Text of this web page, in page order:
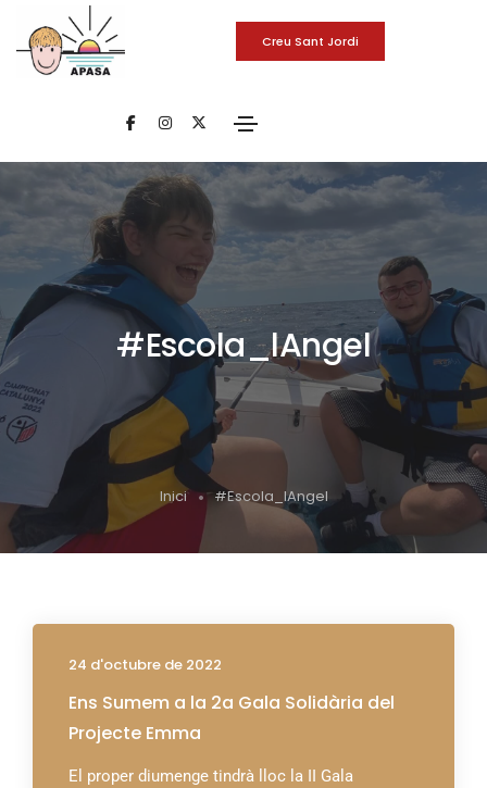
Creu Sant Jordi
#Escola_lAngel
Inici #Escola_lAngel
24 d'octubre de 2022
Ens Sumem a la 2a Gala Solidària del
Projecte Emma
El proper diumenge tindrà lloc la II Gala